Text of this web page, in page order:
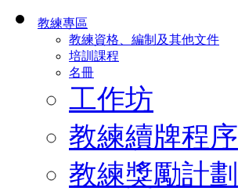
教練專區
教練資格、編制及其他文件
培訓課程
名冊
工作坊
教練續牌程序
教練獎勵計劃